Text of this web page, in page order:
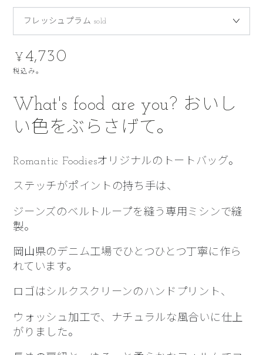
定
価
¥ 4,730
税込み。
What's food are you? おいし
い色をぶらさげて。
Romantic Foodiesオリジナルのトートバッグ。
ステッチがポイントの持ち手は、
ジーンズのベルトループを縫う専用ミシンで縫
製。
岡山県のデニム工場でひとつひとつ 丁寧に作ら
れています。
ロゴはシルクスクリーンのハンドプリント、
ウォッシュ加工で、ナチュラルな風合いに仕上
がりました。